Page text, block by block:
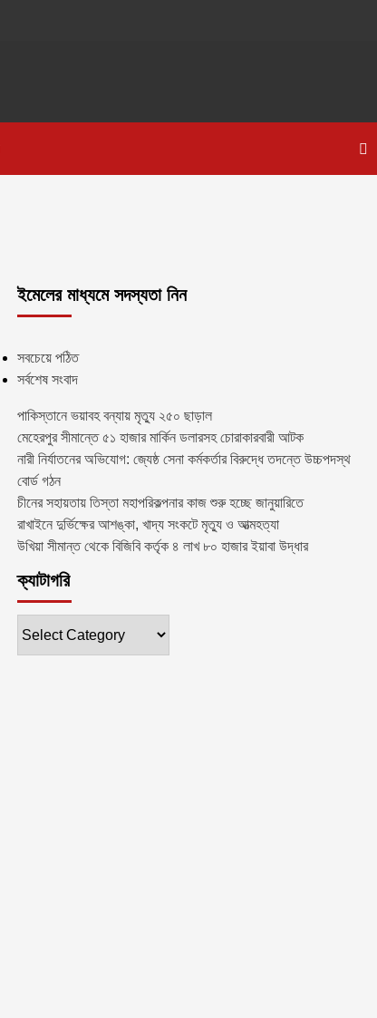
ইমেলের মাধ্যমে সদস্যতা নিন
সবচেয়ে পঠিত
সর্বশেষ সংবাদ
পাকিস্তানে ভয়াবহ বন্যায় মৃত্যু ২৫০ ছাড়াল
মেহেরপুর সীমান্তে ৫১ হাজার মার্কিন ডলারসহ চোরাকারবারী আটক
নারী নির্যাতনের অভিযোগ: জ্যেষ্ঠ সেনা কর্মকর্তার বিরুদ্ধে তদন্তে উচ্চপদস্থ
বোর্ড গঠন
চীনের সহায়তায় তিস্তা মহাপরিকল্পনার কাজ শুরু হচ্ছে জানুয়ারিতে
রাখাইনে দুর্ভিক্ষের আশঙ্কা, খাদ্য সংকটে মৃত্যু ও আত্মহত্যা
উখিয়া সীমান্ত থেকে বিজিবি কর্তৃক ৪ লাখ ৮০ হাজার ইয়াবা উদ্ধার
ক্যাটাগরি